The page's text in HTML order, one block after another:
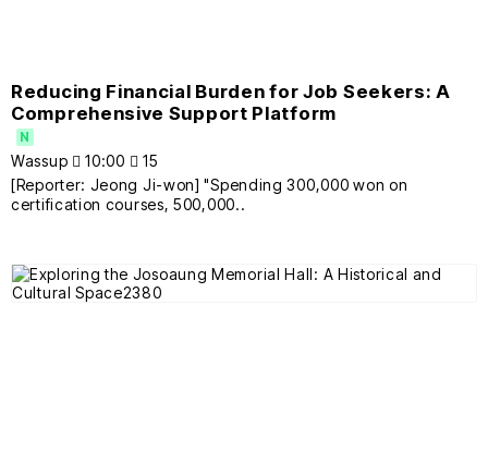
Reducing Financial Burden for Job Seekers: A
Comprehensive Support Platform
N
Wassup 10:00
15
[Reporter: Jeong Ji-won] "Spending 300,000 won on
certification courses, 500,000..